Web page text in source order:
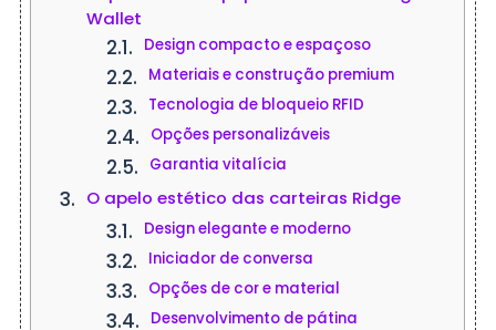
Wallet
Design compacto e espaçoso
Materiais e construção premium
Tecnologia de bloqueio RFID
Opções personalizáveis
Garantia vitalícia
O apelo estético das carteiras Ridge
Design elegante e moderno
Iniciador de conversa
Opções de cor e material
Desenvolvimento de pátina